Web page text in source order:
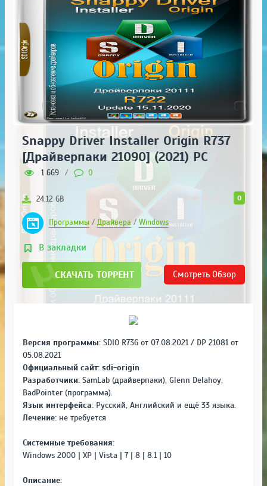
Snappy Driver Installer Origin R737
[Драйверпаки 21090] (2021) PC
1 669 / 0
0
24.12 GB
Программы / Драйвера/Windows
В закладки
СКАЧАТЬ ТОРРЕНТ Смотреть Обзор
Версия программы: SDIO R736 от 07.08.2021 / DP 21081 от
05.08.2021
Официальный сайт: sdi-origin
Разработчики: SamLab (драйверпаки), Glenn Delahoy,
BadPointer (программа).
Язык интерфейса: Русский, Английский и ещё 33 языка.
Лечение: не требуется
Системные требования:
Windows 2000 | XP | Vista | 7 | 8 | 8.1 | 10
Описание: